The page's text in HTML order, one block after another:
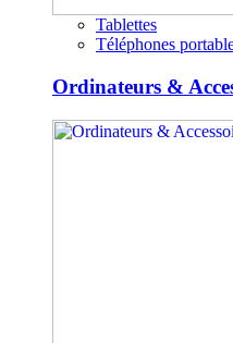
Tablettes
Téléphones
Ordinateurs &